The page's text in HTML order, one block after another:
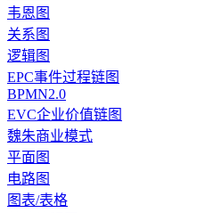
韦恩图
关系图
逻辑图
EPC事件过程链图
BPMN2.0
EVC企业价值链图
魏朱商业模式
平面图
电路图
图表/表格